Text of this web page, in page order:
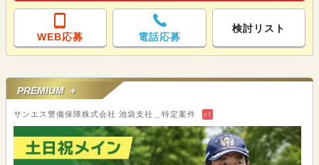
WEB応募 電話応募
検討リスト
PREMIUM ＋
サンエス警備保障株式会社 池袋支社＿特定案件 バ